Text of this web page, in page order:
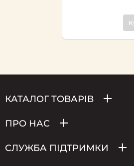
КАТАЛОГ ТОВАРІВ
ПРО НАС
СЛУЖБА ПІДТРИМКИ